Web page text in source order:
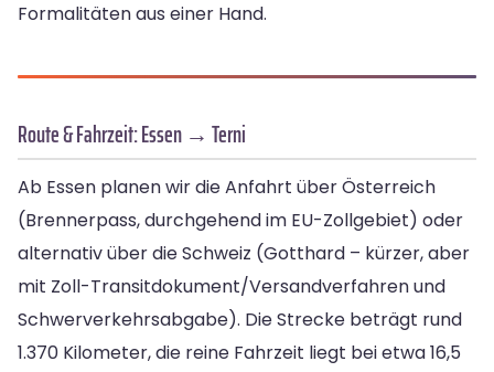
Formalitäten aus einer Hand.
Route & Fahrzeit: Essen → Terni
Ab Essen planen wir die Anfahrt über Österreich
(Brennerpass, durchgehend im EU-Zollgebiet) oder
alternativ über die Schweiz (Gotthard – kürzer, aber
mit Zoll-Transitdokument/Versandverfahren und
Schwerverkehrsabgabe). Die Strecke beträgt rund
1.370 Kilometer, die reine Fahrzeit liegt bei etwa 16,5